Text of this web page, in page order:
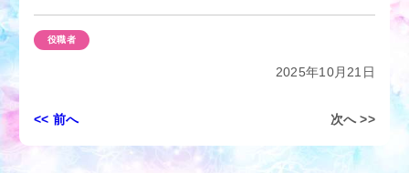
役職者
2025年10月21日
投
<< 前へ 次へ >>